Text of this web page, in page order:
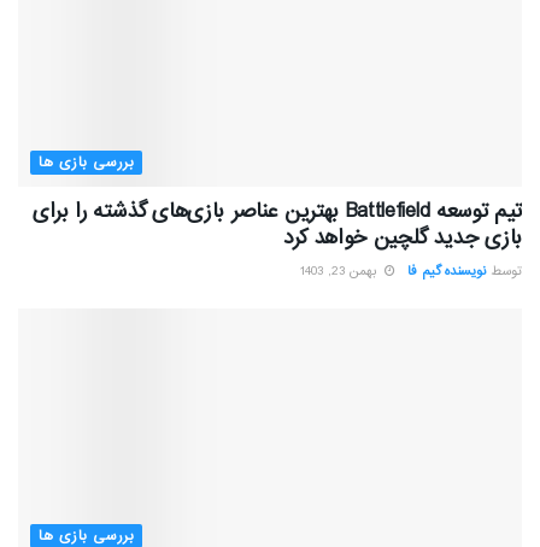
بررسی بازی ها
تیم توسعه Battlefield بهترین عناصر بازی‌های گذشته را برای
بازی جدید گلچین خواهد کرد
توسط نویسنده گیم فا بهمن 23, 1403
بررسی بازی ها